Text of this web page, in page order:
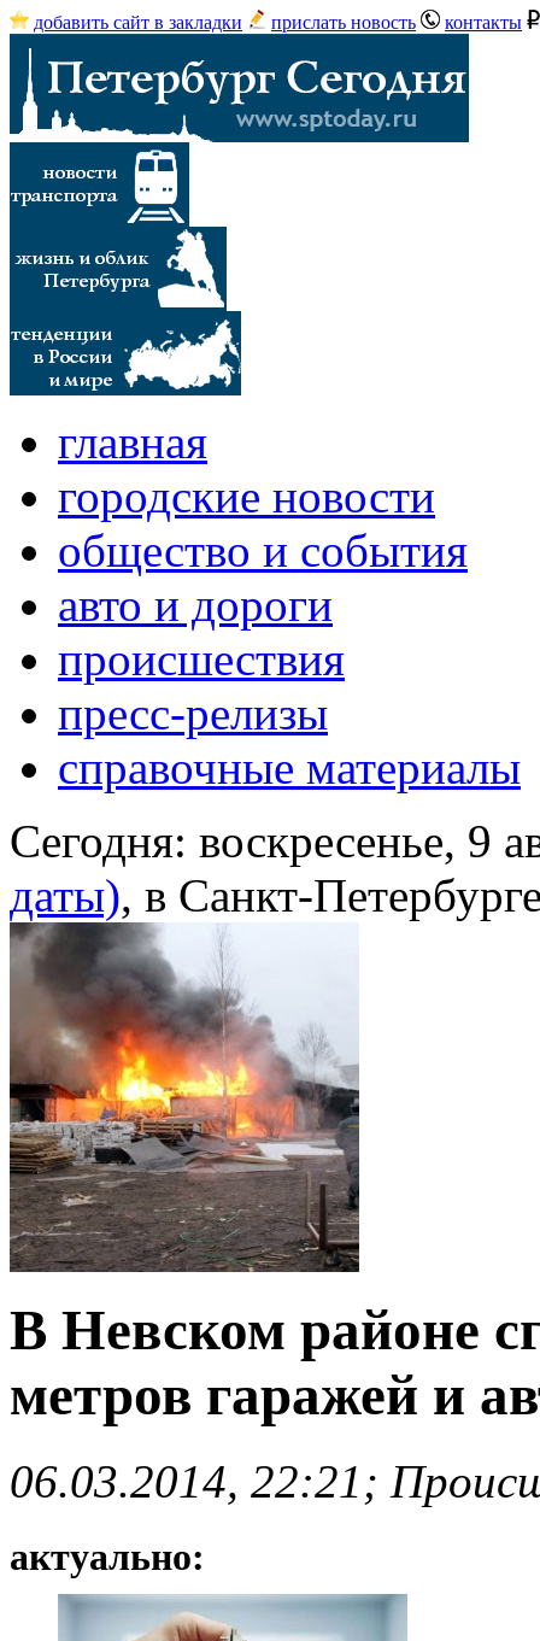
добавить сайт в закладки прислать новость контакты
главная
городские новости
общество и события
авто и дороги
происшествия
пресс-релизы
справочные материалы
Сегодня: воскресенье, 9
даты), в Санкт-
В Невском районе
метров гаражей и
06.03.2014, 22:21;
актуально: